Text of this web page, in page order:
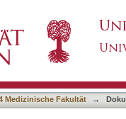
Medizinische Fakultät →